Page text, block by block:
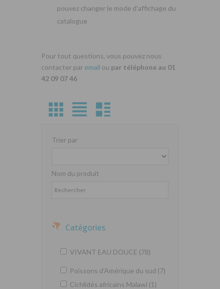
pouvez changer le mode d’affichage du
catalogue
Pour tout questions, vous pouvez nous
contacter par email ou par téléphone au 01
42 09 07 46
Trier par
Nom du produit
Catégories
VIVANT EAU DOUCE (78)
Poissons d'Amérique du sud (7)
Cichlidés africains Malawi (1)